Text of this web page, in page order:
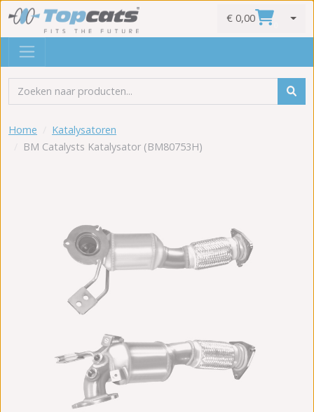
€ 0,00
Home
Katalysatoren
BM Catalysts Katalysator (BM80753H)